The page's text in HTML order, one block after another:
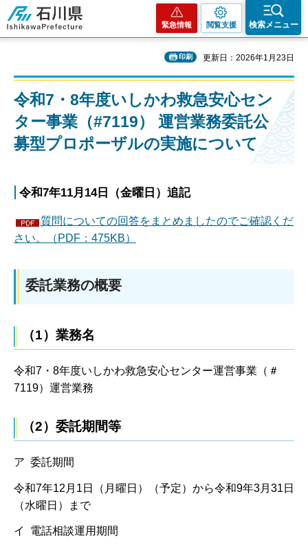
石川県
緊急情報 閲覧支援 検索メニュー
印刷 更新日：2026年1月23日
令和7・8年度いしかわ救急安心セン
ター事業（#7119） 運営業務委託公
募型プロポーザルの実施について
令和7年11月14日（金曜日）追記
質問についての回答をまとめましたのでご確認くだ
さい。（PDF：475KB）
委託業務の概要
（1）業務名
令和7・8年度いしかわ救急安心センター運営事業（＃
7119）運営業務
（2）委託期間等
ア 委託期間
令和7年12月1日（月曜日）（予定）から令和9年3月31日
（水曜日）まで
イ 電話相談運用期間